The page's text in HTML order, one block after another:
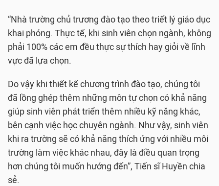
“Nhà trường chủ trương đào tạo theo triết lý giáo dục
khai phóng. Thực tế, khi sinh viên chọn ngành, không
phải 100% các em đều thực sự thích hay giỏi về lĩnh
vực đã lựa chọn.
Do vậy khi thiết kế chương trình đào tạo, chúng tôi
đã lồng ghép thêm những môn tự chọn có khả năng
giúp sinh viên phát triển thêm nhiều kỹ năng khác,
bên cạnh việc học chuyên ngành. Như vậy, sinh viên
khi ra trường sẽ có khả năng thích ứng với nhiều môi
trường làm việc khác nhau, đây là điều quan trọng
hơn chúng tôi muốn hướng đến”, Tiến sĩ Huyền chia
sẻ.